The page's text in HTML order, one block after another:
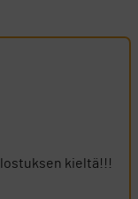
kieltä!!!